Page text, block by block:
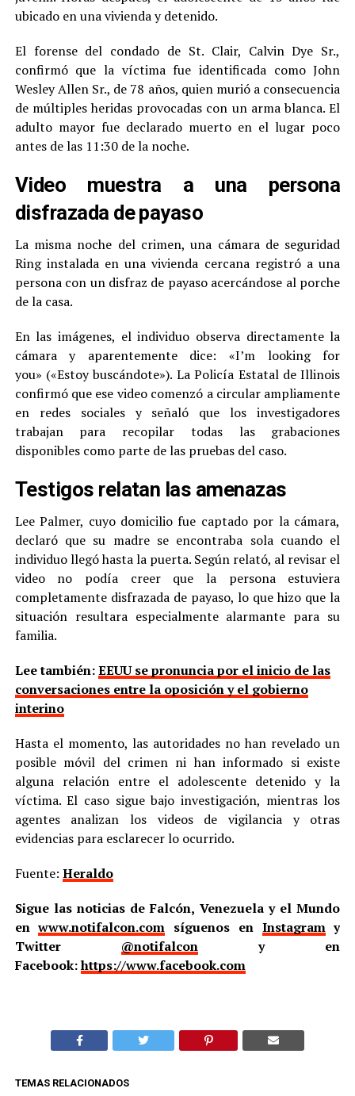
ubicado en una vivienda y detenido.
El forense del condado de St. Clair, Calvin Dye Sr.,
confirmó que la víctima fue identificada como John
Wesley Allen Sr., de 78 años, quien murió a consecuencia
de múltiples heridas provocadas con un arma blanca. El
adulto mayor fue declarado muerto en el lugar poco
antes de las 11:30 de la noche.
Video muestra a una persona
disfrazada de payaso
La misma noche del crimen, una cámara de seguridad
Ring instalada en una vivienda cercana registró a una
persona con un disfraz de payaso acercándose al porche
de la casa.
En las imágenes, el individuo observa directamente la
cámara y aparentemente dice: «I’m looking for
you» («Estoy buscándote»). La Policía Estatal de Illinois
confirmó que ese video comenzó a circular ampliamente
en redes sociales y señaló que los investigadores
trabajan para recopilar todas las grabaciones
disponibles como parte de las pruebas del caso.
Testigos relatan las amenazas
Lee Palmer, cuyo domicilio fue captado por la cámara,
declaró que su madre se encontraba sola cuando el
individuo llegó hasta la puerta. Según relató, al revisar el
video no podía creer que la persona estuviera
completamente disfrazada de payaso, lo que hizo que la
situación resultara especialmente alarmante para su
familia.
Lee también:EEUU se pronuncia por el inicio de las
conversaciones entre la oposición y el gobierno
interino
Hasta el momento, las autoridades no han revelado un
posible móvil del crimen ni han informado si existe
alguna relación entre el adolescente detenido y la
víctima. El caso sigue bajo investigación, mientras los
agentes analizan los videos de vigilancia y otras
evidencias para esclarecer lo ocurrido.
Fuente: Heraldo
Sigue las noticias de Falcón, Venezuela y el Mundo
enwww.notifalcon.com síguenos en Instagramy
Twitter @notifalcony en
Facebook:https://www.facebook.com
TEMAS RELACIONADOS